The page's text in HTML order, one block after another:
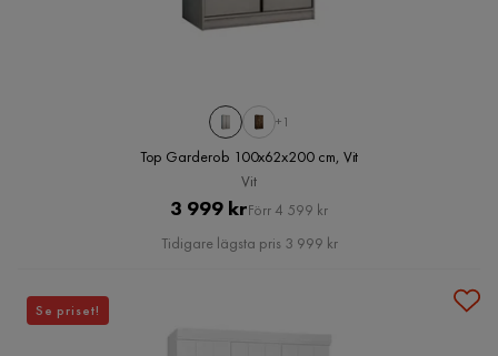
+1
Top Garderob 100x62x200 cm, Vit
Vit
Pris
3 999 krOriginal
Pris
Förr 4 599 kr
Tidigare lägsta pris 3 999 kr
Se priset!